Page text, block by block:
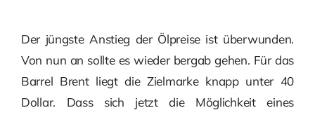
Der jüngste Anstieg der Ölpreise ist überwunden.
Von nun an sollte es wieder bergab gehen. Für das
Barrel Brent liegt die Zielmarke knapp unter 40
Dollar. Dass sich jetzt die Möglichkeit eines